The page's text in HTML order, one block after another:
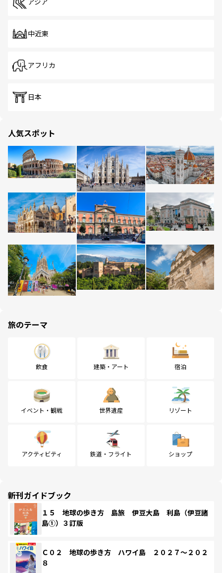
アジア
中近東
アフリカ
日本
人気スポット
旅のテーマ
飲食 建築・アート 宿泊
イベント・観戦 世界遺産 リゾート
アクティビティ 鉄道・フライト ショップ
新刊ガイドブック
１５ 地球の歩き方 島旅 伊豆大島 利島（伊豆諸
島①）３訂版
Ｃ０２ 地球の歩き方 ハワイ島 ２０２７～２０２
８